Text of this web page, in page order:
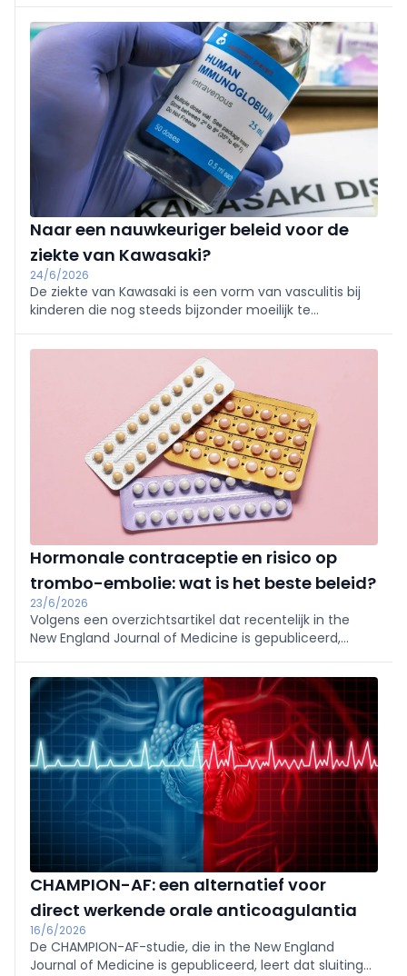
patiënten met een gevorderd gedefifferentieerd
liposarcoom, significant verlengt.
Naar een nauwkeuriger beleid voor de
ziekte van Kawasaki?
24/6/2026
De ziekte van Kawasaki is een vorm van vasculitis bij
kinderen die nog steeds bijzonder moeilijk te
incompleet ziektebeeld vormt de diagnose een
uitdaging, terwijl het risico op coronaire complicaties
reëel blijft. Twee recente studies bieden nieuwe
inzichten in de diagnostiek en de initiële behandeling
van de aandoening.
Hormonale contraceptie en risico op
trombo-embolie: wat is het beste beleid?
23/6/2026
Volgens een overzichtsartikel dat recentelijk in the
New England Journal of Medicine is gepubliceerd,
tot product.
CHAMPION-AF: een alternatief voor
direct werkende orale anticoagulantia
16/6/2026
De CHAMPION-AF-studie, die in the New England
Journal of Medicine is gepubliceerd, leert dat sluiting